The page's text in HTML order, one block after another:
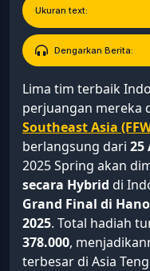
Ukuran text:
Dengarkan Berita:
Lima tim terbaik
perjuangan mereka
Southeast Asia
berlangsung dari 25
2025 Spring akan
secara Hybrid di
Grand Final di
2025. Total hadiah
378.000,
terbesar di Asia